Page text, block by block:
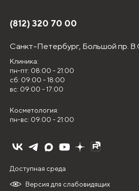
(812) 320 70 00
Санкт-Петербург, Большой пр.
Клиника:
пн-пт: 08:00 - 21:00
сб: 09:00 - 18:00
вс: 09:00 - 17:00
Косметология:
пн-вс: 09:00 - 21:00
Версия для слабовидящих
Доступная среда